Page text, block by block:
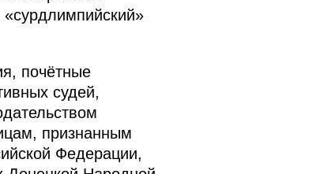
почётные
судей,
признанным
Федерации,